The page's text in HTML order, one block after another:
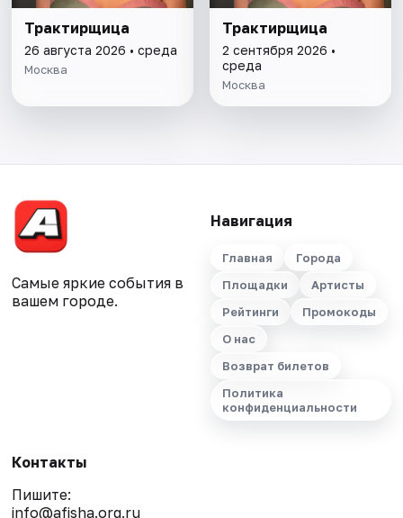
Трактирщица
26 августа 2026 • среда
Москва
Трактирщица
2 сентября 2026 •
среда
Москва
Самые яркие события в
вашем городе.
Навигация
Главная
Города
Площадки
Артисты
Рейтинги
Промокоды
О нас
Возврат билетов
Политика
конфиденциальности
Контакты
Пишите:
info@afisha.org.ru